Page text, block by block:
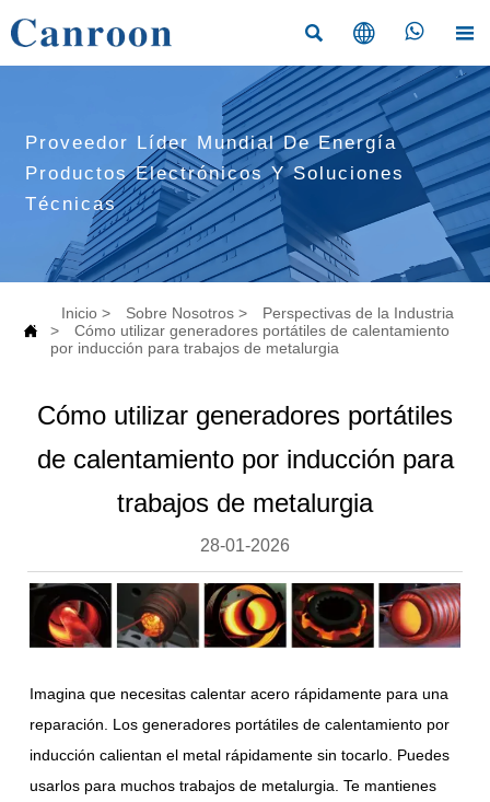
   
Proveedor Líder Mundial De Energía
Productos Electrónicos Y Soluciones
Técnicas

Inicio > Sobre Nosotros >
Perspectivas de la Industria
>
Cómo utilizar generadores portátiles de calentamiento
por inducción para trabajos de metalurgia
Cómo utilizar generadores portátiles
de calentamiento por inducción para
trabajos de metalurgia
28-01-2026
Imagina que necesitas calentar acero rápidamente para una
reparación. Los generadores portátiles de calentamiento por
inducción calientan el metal rápidamente sin tocarlo. Puedes
usarlos para muchos trabajos de metalurgia. Te mantienes